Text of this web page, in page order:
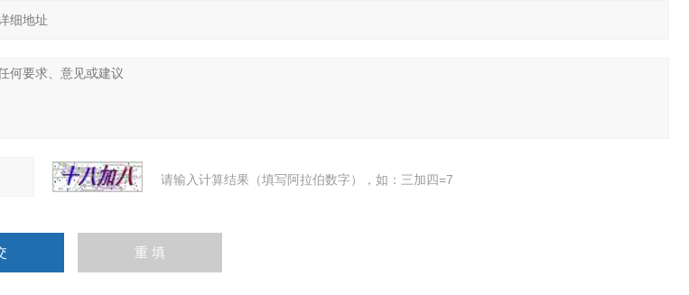
请输入计算结果（填写阿拉伯数字），如：三加四=7